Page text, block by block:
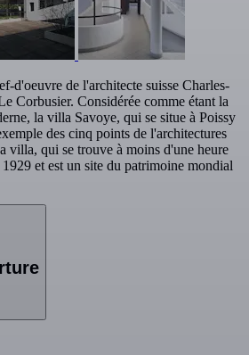
d'oeuvre de l'architecte suisse Charles-
Corbusier. Considérée comme étant la
la villa Savoye, qui se situe à Poissy
des cinq points de l'architectures
villa, qui se trouve à moins d'une heure
et est un site du patrimoine mondial